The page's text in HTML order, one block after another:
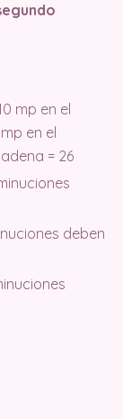
mp en el
en el
= 26
deben